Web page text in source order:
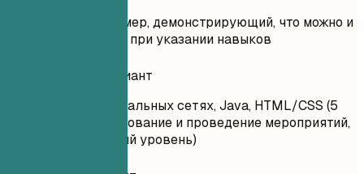
Практический пример, демонстрирующий, что можно и
чего нельзя делать при указании навыков
Неудачный вариант
Вовлечение в социальных сетях, Java, HTML/CSS (5
лет опыта), Планирование и проведение мероприятий,
Mixpanel (начальный уровень)